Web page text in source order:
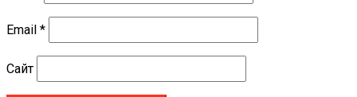
Email *
Сайт